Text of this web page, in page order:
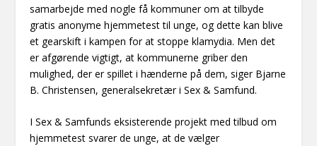
samarbejde med nogle få kommuner om at tilbyde
gratis anonyme hjemmetest til unge, og dette kan blive
et gearskift i kampen for at stoppe klamydia. Men det
er afgørende vigtigt, at kommunerne griber den
mulighed, der er spillet i hænderne på dem, siger Bjarne
B. Christensen, generalsekretær i Sex & Samfund.
I Sex & Samfunds eksisterende projekt med tilbud om
hjemmetest svarer de unge, at de vælger